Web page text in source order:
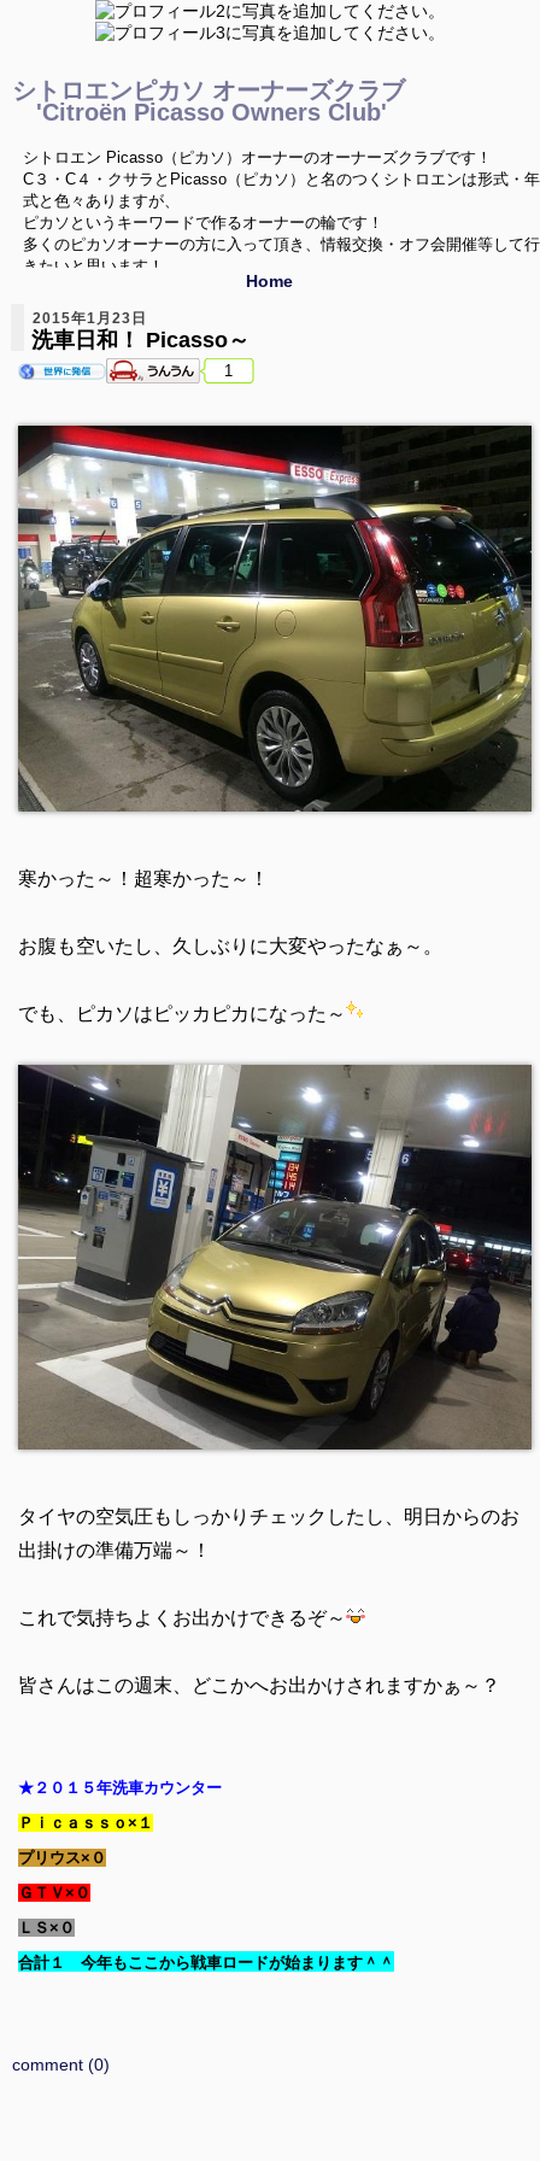
シトロエンピカソ オーナーズクラブ
'Citroën Picasso Owners Club'
シトロエン Picasso（ピカソ）オーナーのオーナーズクラブです！
C３・C４・クサラとPicasso（ピカソ）と名のつくシトロエンは形式・年
式と色々ありますが、
ピカソというキーワードで作るオーナーの輪です！
多くのピカソオーナーの方に入って頂き、情報交換・オフ会開催等して行
きたいと思います！
ご興味を持たれたPicassoオーナーの方は是非どうぞ！
Home
2015年1月23日
洗車日和！ Picasso～
1
寒かった～！超寒かった～！
お腹も空いたし、久しぶりに大変やったなぁ～。
でも、ピカソはピッカピカになった～
タイヤの空気圧もしっかりチェックしたし、明日からのお
出掛けの準備万端～！
これで気持ちよくお出かけできるぞ～
皆さんはこの週末、どこかへお出かけされますかぁ～？
★２０１５年洗車カウンター
Ｐｉｃａｓｓｏ×１
プリウス×０
ＧＴＶ×０
ＬＳ×０
合計１ 今年もここから戦車ロードが始まります＾＾
comment (0)